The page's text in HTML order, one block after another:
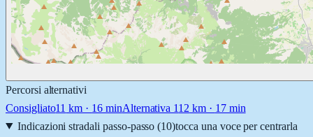
Percorsi alternativi
Consigliato11 km · 16 minAlternativa 112 km · 17 min
Indicazioni stradali passo-passo (10)tocca una voce per centrarla